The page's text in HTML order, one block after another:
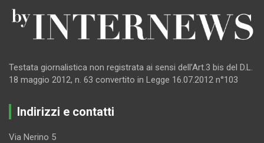
Testata giornalistica non registrata ai sensi dell’Art.3 bis del D.L.
18 maggio 2012, n. 63 convertito in Legge 16.07.2012 n°103
Indirizzi e contatti
Via Nerino 5